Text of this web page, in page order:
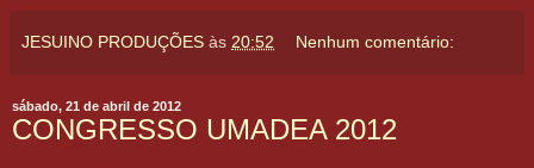
JESUINO PRODUÇÕES às 20:52 Nenhum comentário:
sábado, 21 de abril de 2012
CONGRESSO UMADEA 2012